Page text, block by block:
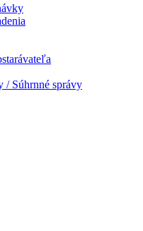
/ Súhrnné správy